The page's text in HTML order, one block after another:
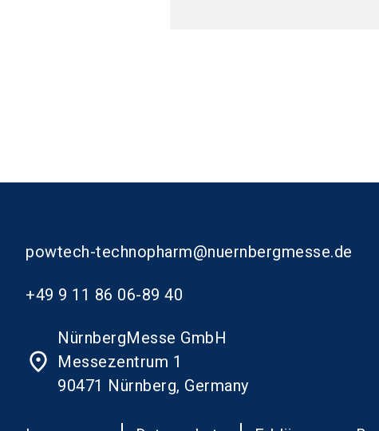
powtech-technopharm@nuernbergmesse.de
+49 9 11 86 06-89 40
place
NürnbergMesse GmbH
Messezentrum 1
90471 Nürnberg, Germany